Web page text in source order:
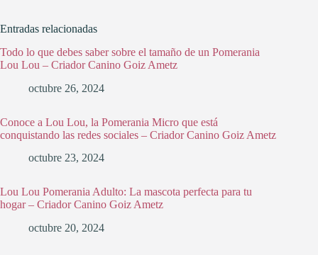
Entradas relacionadas
Todo lo que debes saber sobre el tamaño de un Pomerania
Lou Lou – Criador Canino Goiz Ametz
octubre 26, 2024
Conoce a Lou Lou, la Pomerania Micro que está
conquistando las redes sociales – Criador Canino Goiz Ametz
octubre 23, 2024
Lou Lou Pomerania Adulto: La mascota perfecta para tu
hogar – Criador Canino Goiz Ametz
octubre 20, 2024